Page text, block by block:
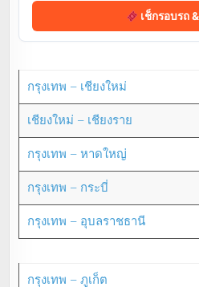
เช็กรอบรถ
กรุงเทพ – เชียงใหม่
เชียงใหม่ – เชียงราย
กรุงเทพ – หาดใหญ่
กรุงเทพ – กระบี่
กรุงเทพ – อุบลราชธานี
กรุงเทพ – ภูเก็ต